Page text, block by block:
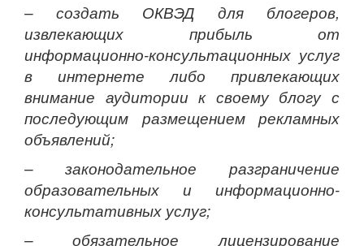
– создать ОКВЭД для блогеров,
извлекающих прибыль от
информационно-консультационных услуг
в интернете либо привлекающих
внимание аудитории к своему блогу с
последующим размещением рекламных
объявлений;
– законодательное разграничение
образовательных и информационно-
консультативных услуг;
– обязательное лицензирование